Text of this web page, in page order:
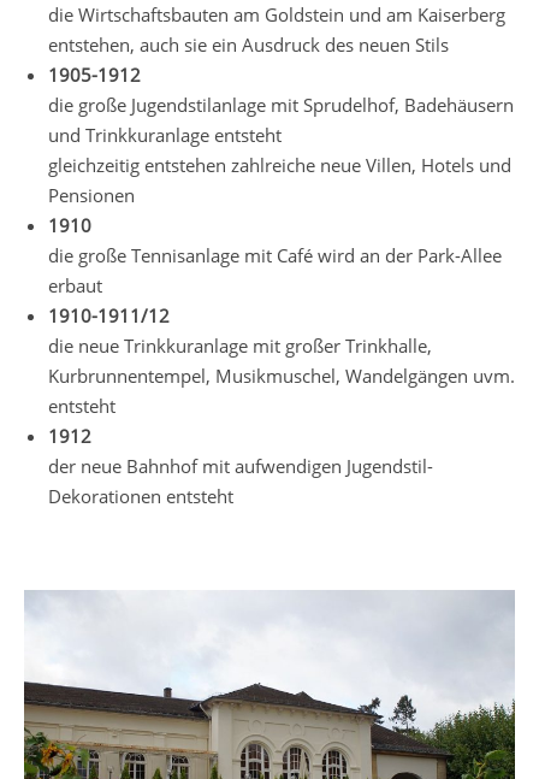
die Wirtschaftsbauten am Goldstein und am Kaiserberg
entstehen, auch sie ein Ausdruck des neuen Stils
1905-1912
die große Jugendstilanlage mit Sprudelhof, Badehäusern
und Trinkkuranlage entsteht
gleichzeitig entstehen zahlreiche neue Villen, Hotels und
Pensionen
1910
die große Tennisanlage mit Café wird an der Park-Allee
erbaut
1910-1911/12
die neue Trinkkuranlage mit großer Trinkhalle,
Kurbrunnentempel, Musikmuschel, Wandelgängen uvm.
entsteht
1912
der neue Bahnhof mit aufwendigen Jugendstil-
Dekorationen entsteht